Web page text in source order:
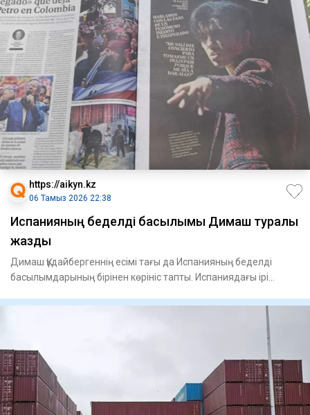
https://aikyn.kz
06 Тамыз 2026 22:38
Испанияның беделді басылымы Димаш туралы
жазды
Димаш Құдайбергеннің есімі тағы да Испанияның беделді
басылымдарының бірінен көрініс тапты. Испаниядағы ірі